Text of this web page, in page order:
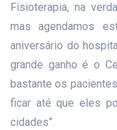
Fisioterapia, na
mas agendamos
aniversário do
grande ganho é o
bastante os
ficar até que eles
cidades”.